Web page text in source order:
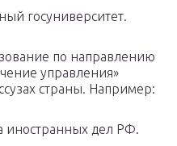
госуниверситет.
по направлению
управления»
страны. Например:
иностранных дел РФ.